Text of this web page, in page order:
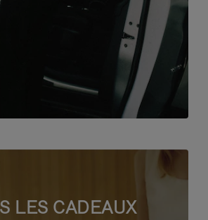
LES CADEAUX